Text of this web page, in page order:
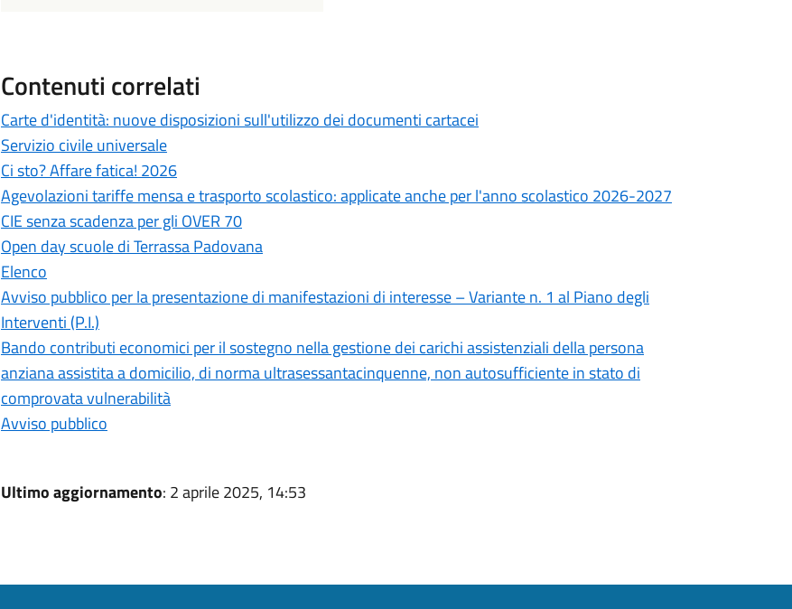
Contenuti correlati
Carte d'identità: nuove disposizioni sull'utilizzo dei documenti cartacei
Servizio civile universale
Ci sto? Affare fatica! 2026
Agevolazioni tariffe mensa e trasporto scolastico: applicate anche per l'anno scolastico 2026-2027
CIE senza scadenza per gli OVER 70
Open day scuole di Terrassa Padovana
Elenco
Avviso pubblico per la presentazione di manifestazioni di interesse – Variante n. 1 al Piano degli
Interventi (P.I.)
Bando contributi economici per il sostegno nella gestione dei carichi assistenziali della persona
anziana assistita a domicilio, di norma ultrasessantacinquenne, non autosufficiente in stato di
comprovata vulnerabilità
Avviso pubblico
Ultimo aggiornamento: 2 aprile 2025, 14:53